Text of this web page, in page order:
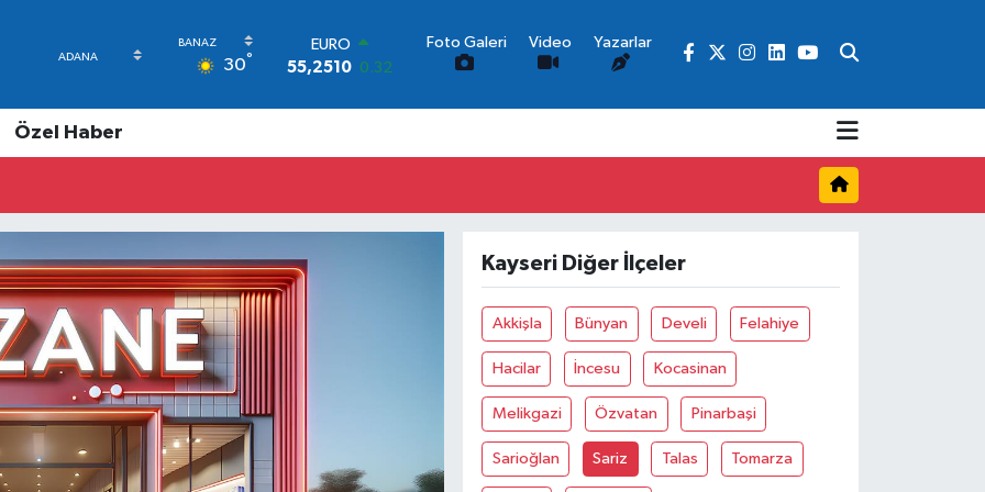
30°
EURO
55,2510 0.32
64,4811 0.38
6660.55 0.03
DOLAR
47,7436
Foto Galeri Video Yazarlar
Özel Haber
Kayseri Diğer İlçeler
Akkişla Bünyan Develi Felahiye
Hacilar İncesu Kocasinan
Melikgazi Özvatan Pinarbaşi
Sarioğlan Sariz Talas Tomarza